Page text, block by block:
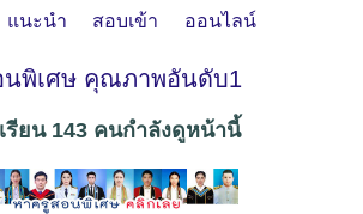
แนะนำ สอบเข้า ออนไลน์
นพิเศษ คุณภาพอันดับ1
รียน 143 คนกำลังดูหน้านี้